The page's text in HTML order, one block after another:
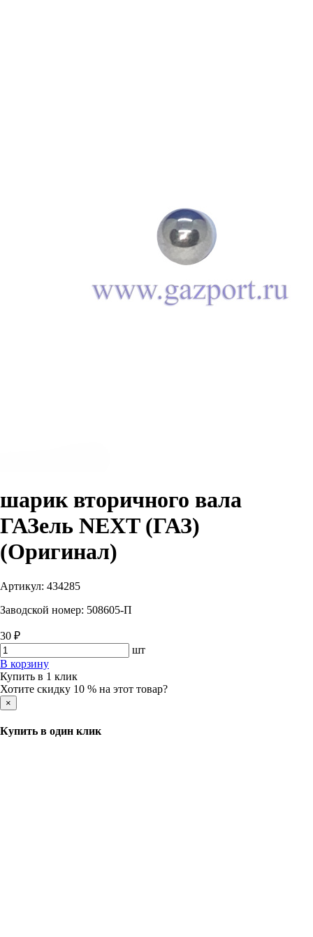
шарик вторичного вала
ГАЗель NEXT (ГАЗ)
(Оригинал)
Артикул: 434285
Заводской номер: 508605-П
30 ₽
шт
В корзину
Купить в 1 клик
Хотите скидку 10 % на этот товар?
×
Купить в один клик